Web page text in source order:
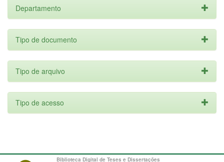
Departamento
Tipo de documento
Tipo de arquivo
Tipo de acesso
Biblioteca Digital de Teses e Dissertações